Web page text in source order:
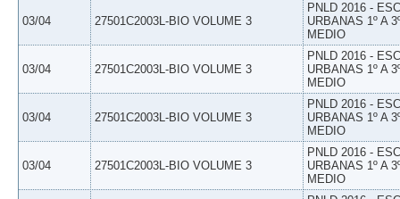
03/04 27501C2003L-BIO VOLUME 3
PNLD 2016 -
URBANAS 1º A
MEDIO
03/04 27501C2003L-BIO VOLUME 3
PNLD 2016 -
URBANAS 1º A
MEDIO
03/04 27501C2003L-BIO VOLUME 3
PNLD 2016 -
URBANAS 1º A
MEDIO
03/04 27501C2003L-BIO VOLUME 3
PNLD 2016 -
URBANAS 1º A
MEDIO